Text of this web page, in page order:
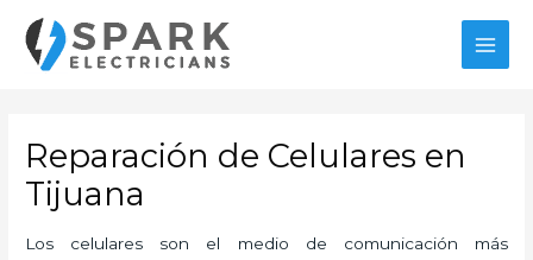
contenido
Reparación de Celulares en
Tijuana
Los celulares son el medio de comunicación más